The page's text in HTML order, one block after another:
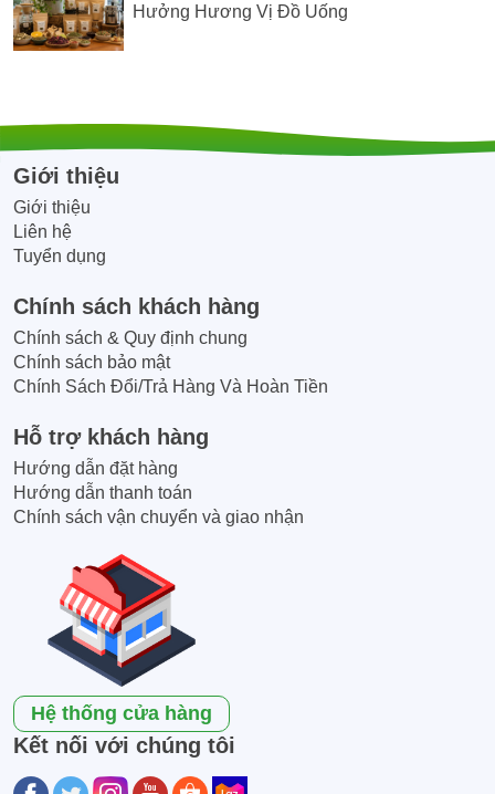
Hưởng Hương Vị Đồ Uống
Giới thiệu
Giới thiệu
Liên hệ
Tuyển dụng
Chính sách khách hàng
Chính sách & Quy định chung
Chính sách bảo mật
Chính Sách Đổi/Trả Hàng Và Hoàn Tiền
Hỗ trợ khách hàng
Hướng dẫn đặt hàng
Hướng dẫn thanh toán
Chính sách vận chuyển và giao nhận
Hệ thống cửa hàng
Kết nối với chúng tôi